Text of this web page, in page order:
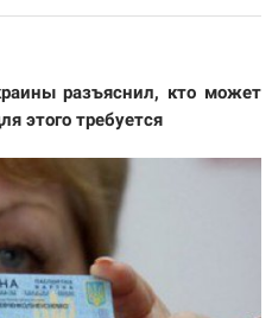
разъяснил, кто может
этого требуется